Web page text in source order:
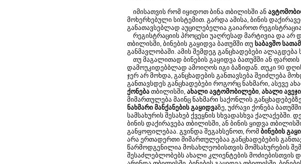
იმისათვის რომ იყიდოთ ბინა თბილისში ან
მოხერხებული სისტემით. გარდა ამისა, ბინის
განათავსებლად აუცილებელია გაიაროთ რეგისტრაცია
რეგისტრაციის პროცესი უაღრესად მარტივია და არ
თბილისში, ბინების გაყიდვა ბათუმში თუ საბავშო
განმავლობაში. ამის შემდეგ განცხადებები ალაგდება
თუ მაგალითად ბინების გაყიდვა ბათუმში ან
დამოუკიდებბლად ამოიღოს იგი ბაზიდან. თუკი 90
ჯერ არ მოხდა, განცხადების განთავსება შეიძლება
განთავსდეს განცხადებები როგორც ნახმარი, ასევე
ქონება თბილისში, ახალი ავტომობილები, ახალი ავეჯი
მიმართულება მაინც ნახმარი საქონლის
ნახმარი მანქანების გაყიდვაზე, უძრავი ქონება
სამსახურის შესახებ ქვეყნის სხვადასხვა ქალაქებში.
ბინის დაქირავება თბილისში, ან ბინის ყიდვა
განყოფილებაა. გვინდა შეგახსენოთ, რომ ბინების
არა ერთადერთი მიმართულებაა განცხადებების
წარმოდგენილია მოსახლეობისთვის მომსახურების
შესაძლებლობებს ახალი კლიენტების მოძიებისთვის